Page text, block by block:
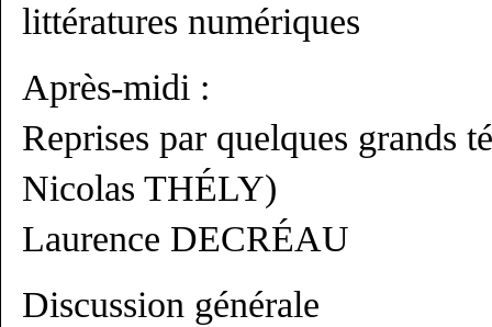
littératures numériques
Après-midi :
Reprises par quelques grands
Nicolas THÉLY)
Laurence DECRÉAU
Discussion générale